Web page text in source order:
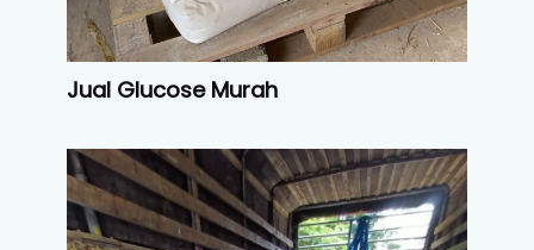
Jual Glucose Murah